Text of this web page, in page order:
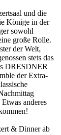
und die
Könige in der
sowohl
große Rolle.
der Welt,
stets das
DRESDNER
der Extra-
anderes
& Dinner ab